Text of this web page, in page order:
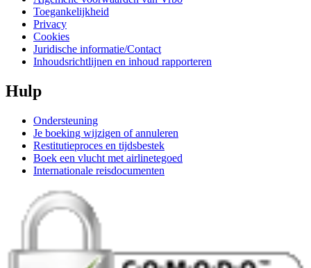
Toegankelijkheid
Privacy
Cookies
Juridische informatie/Contact
Inhoudsrichtlijnen en inhoud rapporteren
Hulp
Ondersteuning
Je boeking wijzigen of annuleren
Restitutieproces en tijdsbestek
Boek een vlucht met airlinetegoed
Internationale reisdocumenten